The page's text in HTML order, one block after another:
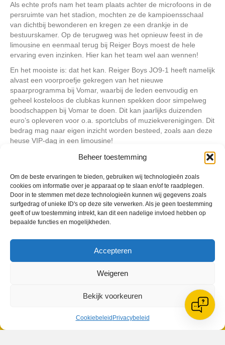
Beheer toestemming
Om de beste ervaringen te bieden, gebruiken wij technologieën zoals
cookies om informatie over je apparaat op te slaan en/of te raadplegen.
Door in te stemmen met deze technologieën kunnen wij gegevens zoals
surfgedrag of unieke ID's op deze site verwerken. Als je geen toestemming
geeft of uw toestemming intrekt, kan dit een nadelige invloed hebben op
bepaalde functies en mogelijkheden.
Accepteren
Weigeren
Bekijk voorkeuren
Cookiebeleid Privacybeleid
Als echte profs nam het team plaats achter de microfoons in de
persruimte van het stadion, mochten ze de kampioensschaal
van dichtbij bewonderen en kregen ze een drankje in de
bestuurskamer. Op de terugweg was het opnieuw feest in de
limousine en eenmaal terug bij Reiger Boys moest de hele
ervaring even inzinken. Hier kan het team wel aan wennen!
En het mooiste is: dat het kan. Reiger Boys JO9-1 heeft namelijk
alvast een voorproefje gekregen van het nieuwe
spaarprogramma bij Vomar, waarbij de leden eenvoudig en
geheel kosteloos de clubkas kunnen spekken door simpelweg
boodschappen bij Vomar te doen. Dit kan jaarlijks duizenden
euro’s opleveren voor o.a. sportclubs of muziekverenigingen. Dit
bedrag mag naar eigen inzicht worden besteed, zoals aan deze
heuse VIP-dag in een limousine!
Vanaf zondag 5 september wordt het nieuwe spaarprogramma
Geplaatst inBerichten seizoen 2021-2022
VV Reiger Boys
De Wending, Lotte Beesedijk 1